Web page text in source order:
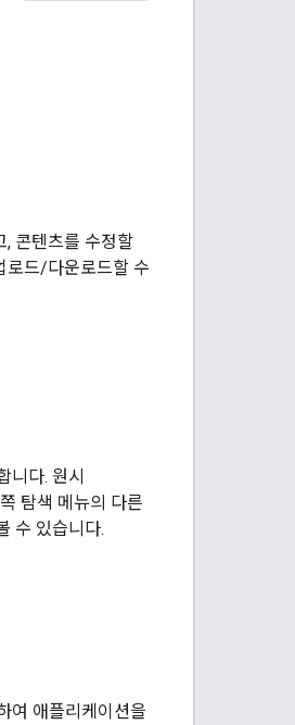
, 콘텐츠를 수정할
로드/다운로드할 수
니다. 원시
탐색 메뉴의 다른
수 있습니다.
여 애플리케이션을